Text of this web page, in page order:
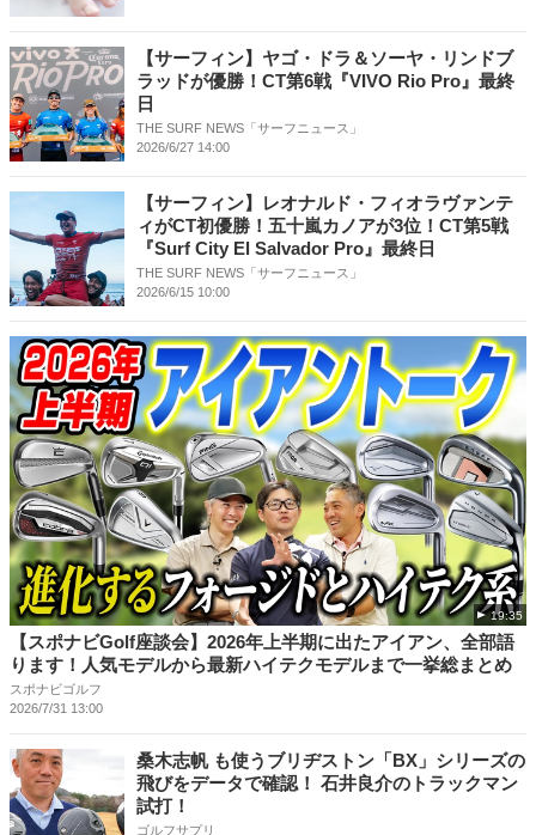
【サーフィン】ヤゴ・ドラ＆ソーヤ・リンドブ
ラッドが優勝！CT第6戦『VIVO Rio Pro』最終
日
THE SURF NEWS「サーフニュース」
2026/6/27 14:00
【サーフィン】レオナルド・フィオラヴァンテ
ィがCT初優勝！五十嵐カノアが3位！CT第5戦
『Surf City El Salvador Pro』最終日
THE SURF NEWS「サーフニュース」
2026/6/15 10:00
19:35
【スポナビGolf座談会】2026年上半期に出たアイアン、全部語
ります！人気モデルから最新ハイテクモデルまで一挙総まとめ
スポナビゴルフ
2026/7/31 13:00
桑木志帆 も使うブリヂストン「BX」シリーズの
飛びをデータで確認！ 石井良介のトラックマン
試打！
ゴルフサプリ